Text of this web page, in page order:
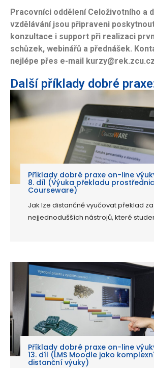
Pracovníci oddělení Celoživotního a
vzdělávání jsou připraveni
konzultace i support při realizaci
schůzek, webinářů a přednášek.
nejlépe přes e-mail
Další příklady dobré
Příklady dobré praxe on-line
8. díl (Výuka překladu
Courseware)
Jak lze distančně vyučovat překlad
nejjednodušších nástrojů, které
Příklady dobré praxe on-line
13. díl (LMS Moodle jako
distanční výuky)